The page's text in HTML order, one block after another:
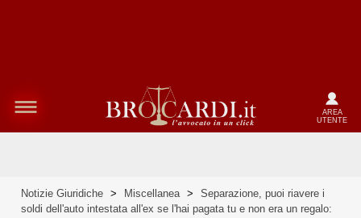
AREA
UTENTE
Notizie Giuridiche > Miscellanea >
Separazione, puoi riavere i
soldi dell'auto intestata all'ex se l'hai pagata tu e non era un regalo: